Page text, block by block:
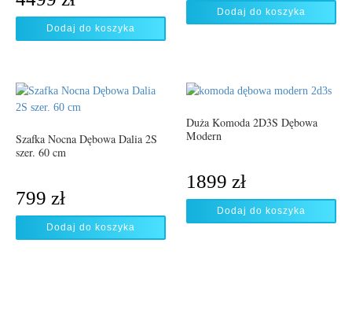
Dodaj do koszyka
Dodaj do koszyka
Szafka Nocna Dębowa Dalia 2S
szer. 60 cm
799 zł
Dodaj do koszyka
Duża Komoda 2D3S Dębowa
Modern
1899 zł
Dodaj do koszyka